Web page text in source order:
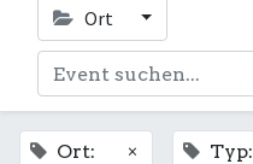
Ort
Ort:
×
Typ: